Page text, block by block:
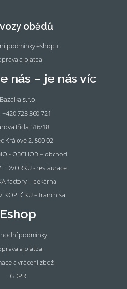
k
mobědů
podmínky eshopu
a platba
nás – je nás víc
Bazalka s.r.o.
+420 723 360 721
třída 516/18
Králové 2, 500 02
- OBCHOD – obchod
DVORKU - restaurace
factory – pekárna
KOPEČKU – franchisa
Eshop
podmínky
a platba
a vrácení zboží
GDPR